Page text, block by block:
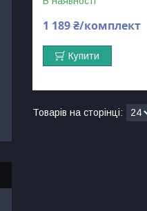
1 189 ₴/комплект
Купити